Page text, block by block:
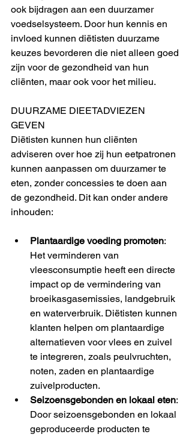
ook bijdragen aan een duurzamer
voedselsysteem. Door hun kennis en
invloed kunnen diëtisten duurzame
keuzes bevorderen die niet alleen goed
zijn voor de gezondheid van hun
cliënten, maar ook voor het milieu.
DUURZAME DIEETADVIEZEN
GEVEN
Diëtisten kunnen hun cliënten
adviseren over hoe zij hun eetpatronen
kunnen aanpassen om duurzamer te
eten, zonder concessies te doen aan
de gezondheid. Dit kan onder andere
inhouden:
Plantaardige voeding promoten:
Het verminderen van
vleesconsumptie heeft een directe
impact op de vermindering van
broeikasgasemissies, landgebruik
en waterverbruik. Diëtisten kunnen
klanten helpen om plantaardige
alternatieven voor vlees en zuivel
te integreren, zoals peulvruchten,
noten, zaden en plantaardige
zuivelproducten.
Seizoensgebonden en lokaal eten:
Door seizoensgebonden en lokaal
geproduceerde producten te